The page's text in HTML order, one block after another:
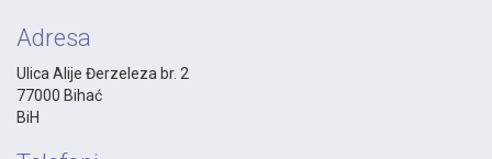
Adresa
Ulica Alije Đerzeleza br. 2
77000 Bihać
BiH